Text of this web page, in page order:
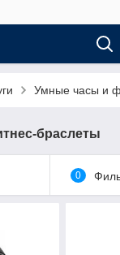
Умные часы и
браслеты
0